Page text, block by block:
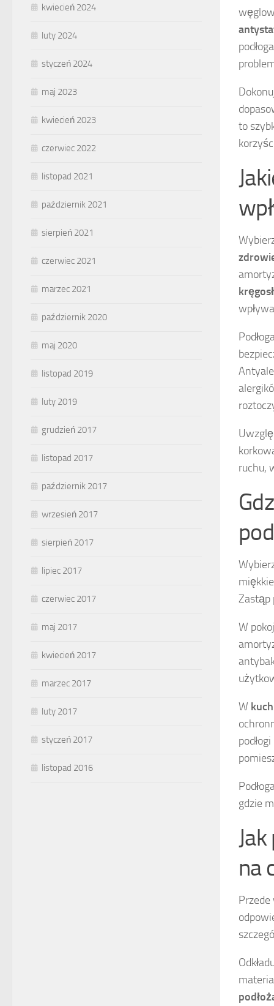
to
ruchu,
Zastąp
W
W
gdzie
na
kwiecień 2024
luty 2024
styczeń 2024
maj 2023
kwiecień 2023
czerwiec 2022
listopad 2021
październik 2021
sierpień 2021
czerwiec 2021
marzec 2021
październik 2020
maj 2020
listopad 2019
luty 2019
grudzień 2017
listopad 2017
październik 2017
wrzesień 2017
sierpień 2017
lipiec 2017
czerwiec 2017
maj 2017
kwiecień 2017
marzec 2017
luty 2017
styczeń 2017
listopad 2016